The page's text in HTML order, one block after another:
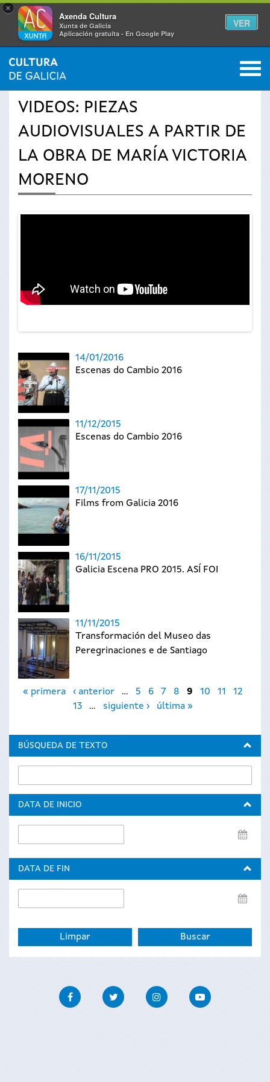
×
Axenda Cultura
Xunta de Galicia
Aplicación gratuíta - En Google Play
VER
Se
usted
aquí
INICIO › ACTUALIDAD 0
VIDEOS: PIEZAS
AUDIOVISUALES A PARTIR DE
LA OBRA DE MARÍA VICTORIA
MORENO
14/01/2016
Escenas do Cambio 2016
11/12/2015
Escenas do Cambio 2016
17/11/2015
Films from Galicia 2016
16/11/2015
Galicia Escena PRO 2015. ASÍ FOI
11/11/2015
Transformación del Museo das
Peregrinaciones e de Santiago
Páginas
« primera ‹ anterior … 5 6 7 8 9 10 11
12
13
… siguiente › última »
BÚSQUEDA DE TEXTO
DATA DE INICIO
de
DATA DE FIN
de
FacebookTwitter InstagramYoutube